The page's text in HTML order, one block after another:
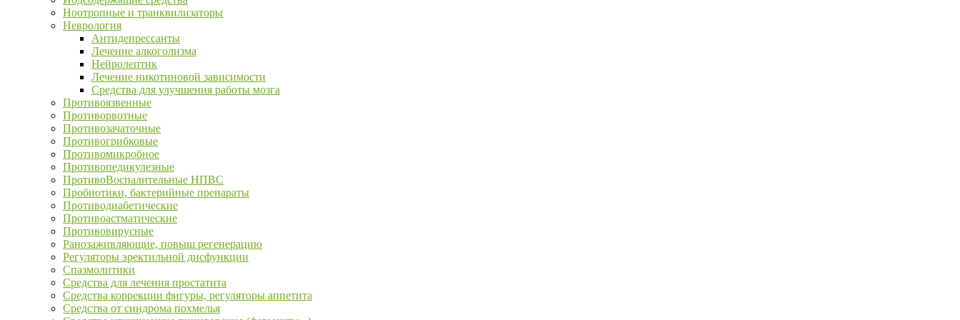
Ноотропные и транквилизаторы
Неврология
Антидепрессанты
Лечение алкоголизма
Нейролептик
Лечение никотиновой зависимости
Средства для улучшения работы мозга
Противоязвенные
Противорвотные
Противозачаточные
Противогрибковые
Противомикробное
Противопедикулезные
ПротивоВоспалительные НПВС
Пробиотики, бактерийные препараты
Противодиабетические
Противоастматические
Противовирусные
Ранозаживляющие, повыш регенерацию
Регуляторы эректильной дисфункции
Спазмолитики
Средства для лечения простатита
Средства коррекции фигуры, регуляторы аппетита
Средства от синдрома похмелья